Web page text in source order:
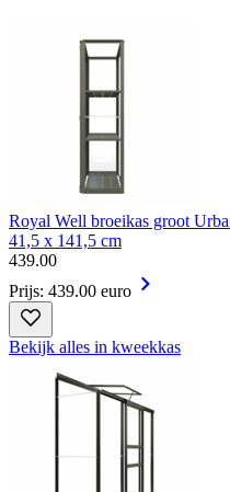
Royal Well broeikas groot
41,5 x 141,5 cm
439.00
Prijs: 439.00 euro
Bekijk alles in kweekkas